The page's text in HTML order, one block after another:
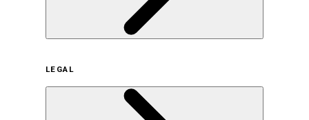
サステナビリティの取り組み（日本）
サステナビリティの取り組み（米国/英語）
ヒストリー
LEGAL